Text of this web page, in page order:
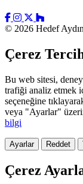
© 2026 Hedef
Çerez
Bu web sitesi,
trafiği analiz etmek
seçeneğine
veya "Ayarlar"
bilgi
Ayarlar Reddet
Çerez